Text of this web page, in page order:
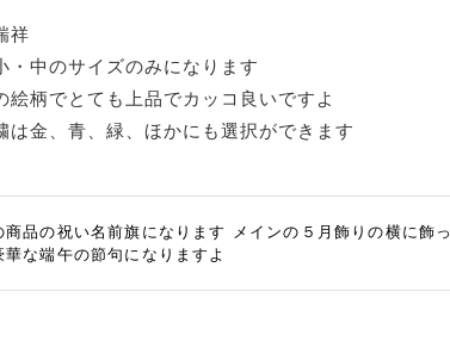
祥
・中のサイズのみになります
絵柄でとても上品でカッコ良いですよ
は金、青、緑、ほかにも選択ができます
商品の祝い名前旗になります メインの５月飾りの横に飾っ
な端午の節句になりますよ